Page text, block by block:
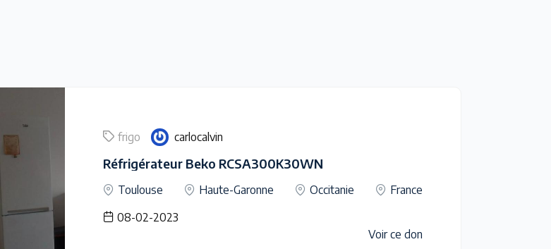
frigo carlocalvin
Réfrigérateur Beko RCSA300K30WN
Toulouse Haute-Garonne Occitanie
France
08-02-2023
Voir ce don